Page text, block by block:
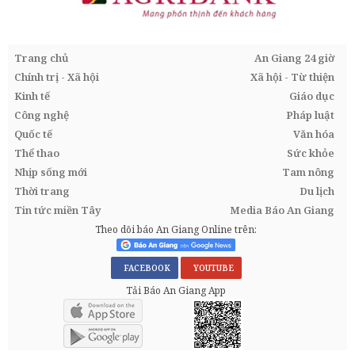
Trang chủ
An Giang 24 giờ
Chính trị - Xã hội
Xã hội - Từ thiện
Kinh tế
Giáo dục
Công nghệ
Pháp luật
Quốc tế
Văn hóa
Thể thao
Sức khỏe
Nhịp sống mới
Tam nông
Thời trang
Du lịch
Tin tức miền Tây
Media Báo An Giang
Theo dõi báo An Giang Online trên:
FACEBOOK YOUTUBE
Tải Báo An Giang App